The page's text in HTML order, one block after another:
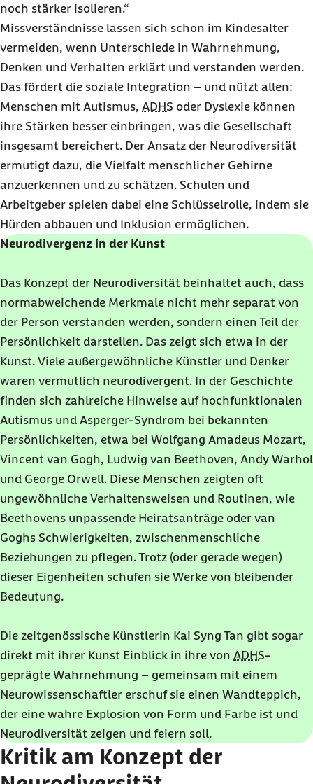
noch stärker isolieren.“
Missverständnisse lassen sich schon im Kindesalter
vermeiden, wenn Unterschiede in Wahrnehmung,
Denken und Verhalten erklärt und verstanden werden.
Das fördert die soziale Integration – und nützt allen:
Menschen mit Autismus, ADHS oder Dyslexie können
ihre Stärken besser einbringen, was die Gesellschaft
insgesamt bereichert. Der Ansatz der Neurodiversität
ermutigt dazu, die Vielfalt menschlicher Gehirne
anzuerkennen und zu schätzen. Schulen und
Arbeitgeber spielen dabei eine Schlüsselrolle, indem sie
Hürden abbauen und Inklusion ermöglichen.
Neurodivergenz in der Kunst
Das Konzept der Neurodiversität beinhaltet auch, dass
normabweichende Merkmale nicht mehr separat von
der Person verstanden werden, sondern einen Teil der
Persönlichkeit darstellen. Das zeigt sich etwa in der
Kunst. Viele außergewöhnliche Künstler und Denker
waren vermutlich neurodivergent. In der Geschichte
finden sich zahlreiche Hinweise auf hochfunktionalen
Autismus und Asperger-Syndrom bei bekannten
Persönlichkeiten, etwa bei Wolfgang Amadeus Mozart,
Vincent van Gogh, Ludwig van Beethoven, Andy Warhol
und George Orwell. Diese Menschen zeigten oft
ungewöhnliche Verhaltensweisen und Routinen, wie
Beethovens unpassende Heiratsanträge oder van
Goghs Schwierigkeiten, zwischenmenschliche
Beziehungen zu pflegen. Trotz (oder gerade wegen)
dieser Eigenheiten schufen sie Werke von bleibender
Bedeutung.
Die zeitgenössische Künstlerin Kai Syng Tan gibt sogar
direkt mit ihrer Kunst Einblick in ihre von ADHS-
geprägte Wahrnehmung – gemeinsam mit einem
Neurowissenschaftler erschuf sie einen Wandteppich,
der eine wahre Explosion von Form und Farbe ist und
Neurodiversität zeigen und feiern soll.
Kritik am Konzept der